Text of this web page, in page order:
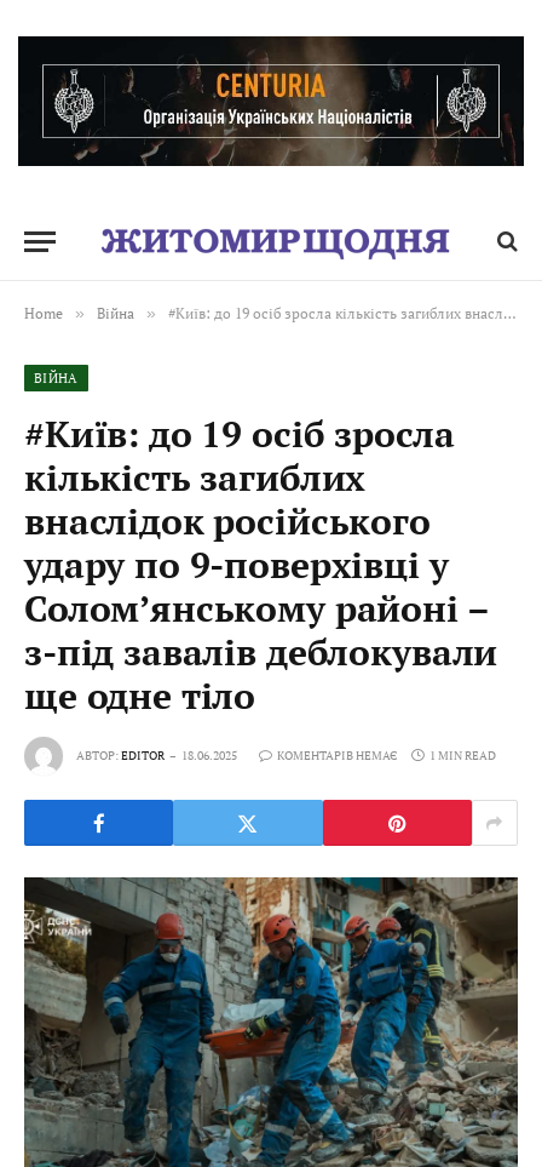
Home » Війна » #Київ: до 19 осіб зросла кількість загиблих внаслідок російського удару по 9-поверхівці у Солом’янському районі – з-під завалів деблокували ще одне тіло
ВІЙНА
#Київ: до 19 осіб зросла
кількість загиблих
внаслідок російського
удару по 9-поверхівці у
Солом’янському районі –
з-під завалів деблокували
ще одне тіло
АВТОР:EDITOR 18.06.2025 КОМЕНТАРІВ НЕМАЄ 1 MIN READ